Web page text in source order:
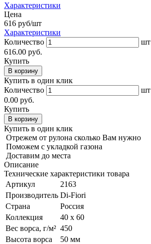
Характеристики
Цена
616 руб/шт
Характеристики
Количество
шт
616.00 руб.
Купить
В корзину
Купить в один клик
Количество
шт
0.00 руб.
Купить
В корзину
Купить в один клик
Отрежем от рулона сколько Вам нужно
Поможем с укладкой газона
Доставим до места
Описание
Технические характеристики товара
Артикул
2163
Производитель Di-Fiori
Страна
Россия
Коллекция
40 х 60
Вес ворса, г/м² 450
Высота ворса
50 мм